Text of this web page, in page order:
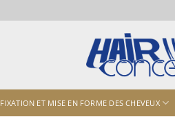
FIXATION ET MISE EN FORME DES CHEVEUX